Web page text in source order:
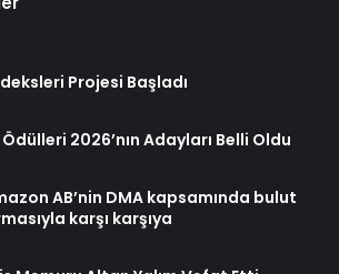
Projesi Başladı
2026’nın Adayları Belli Oldu
AB’nin DMA kapsamında bulut
karşı karşıya